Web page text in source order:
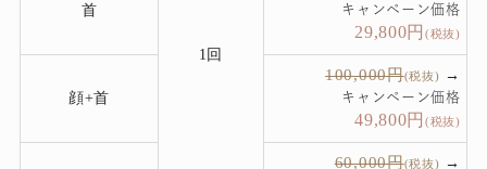
1回
首 キャンペーン価格
29,800円(税抜)
顔+首
100,000円(税抜) →
キャンペーン価格
49,800円(税抜)
60,000円(税抜) →